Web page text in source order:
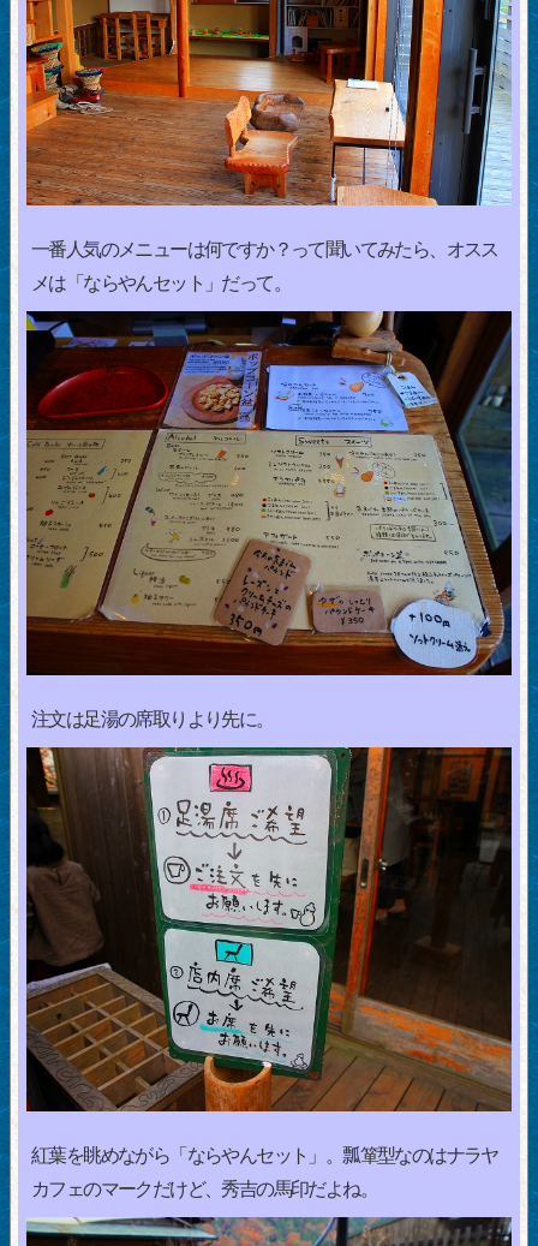
一番人気のメニューは何ですか？って聞いてみたら、オスス
メは「ならやんセット」だって。
注文は足湯の席取りより先に。
紅葉を眺めながら「ならやんセット」。瓢箪型なのはナラヤ
カフェのマークだけど、秀吉の馬印だよね。